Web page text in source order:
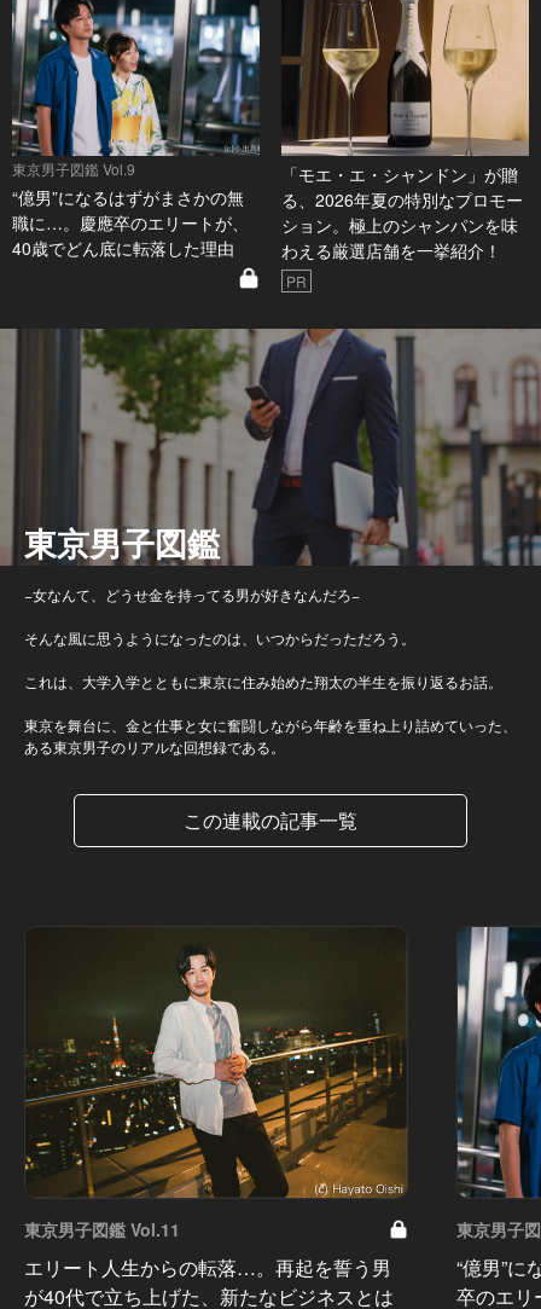
東京男子図鑑 Vol.9
“億男”になるはずがまさかの無
職に…。慶應卒のエリートが、
40歳でどん底に転落した理由
「モエ・エ・シャンドン」が贈
る、2026年夏の特別なプロモー
ション。極上のシャンパンを味
わえる厳選店舗を一挙紹介！
PR
東京男子図鑑
−女なんて、どうせ金を持ってる男が好きなんだろ−
そんな風に思うようになったのは、いつからだっただろう。
これは、大学入学とともに東京に住み始めた翔太の半生を振り返るお話。
東京を舞台に、金と仕事と女に奮闘しながら年齢を重ね上り詰めていった、
ある東京男子のリアルな回想録である。
この連載の記事一覧
東京男子図鑑 Vol.11
エリート人生からの転落…。再起を誓う男
が40代で立ち上げた、新たなビジネスとは
東京男子
“億男”
卒のエリ